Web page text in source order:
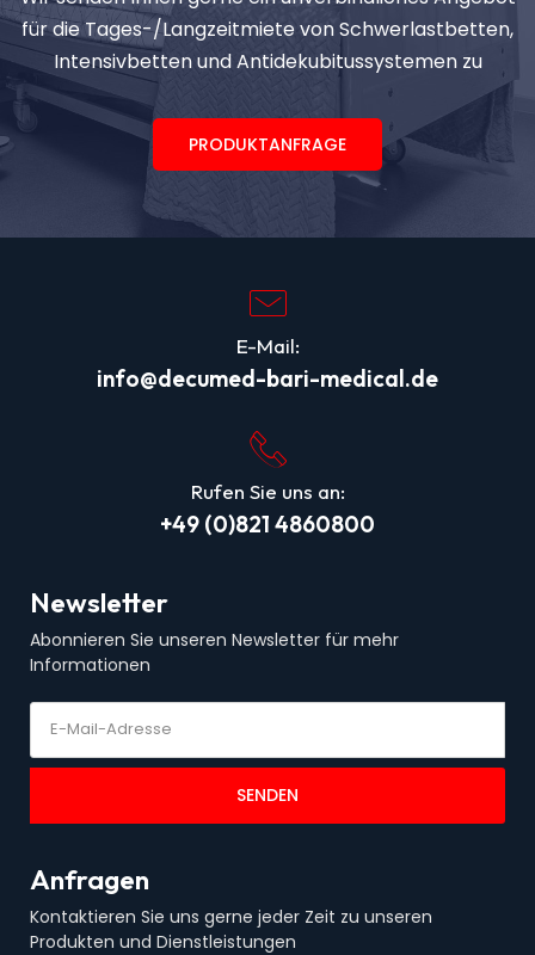
für die Tages-/Langzeitmiete von Schwerlastbetten,
Intensivbetten und Antidekubitussystemen zu
PRODUKTANFRAGE
E-Mail:
info@decumed-bari-medical.de
Rufen Sie uns an:
+49 (0)821 4860800
Newsletter
Abonnieren Sie unseren Newsletter für mehr
Informationen
SENDEN
Anfragen
Kontaktieren Sie uns gerne jeder Zeit zu unseren
Produkten und Dienstleistungen